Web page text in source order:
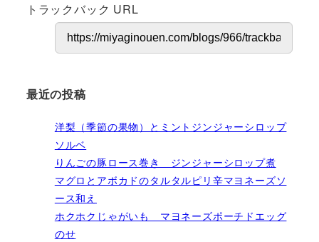
トラックバック URL
最近の投稿
洋梨（季節の果物）とミントジンジャーシロップ
ソルベ
りんごの豚ロース巻き ジンジャーシロップ煮
マグロとアボカドのタルタルピリ辛マヨネーズソ
ース和え
ホクホクじゃがいも マヨネーズポーチドエッグ
のせ